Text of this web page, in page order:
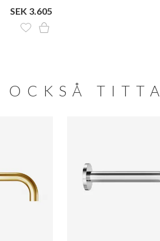
SEK 3.605
OCKSÅ